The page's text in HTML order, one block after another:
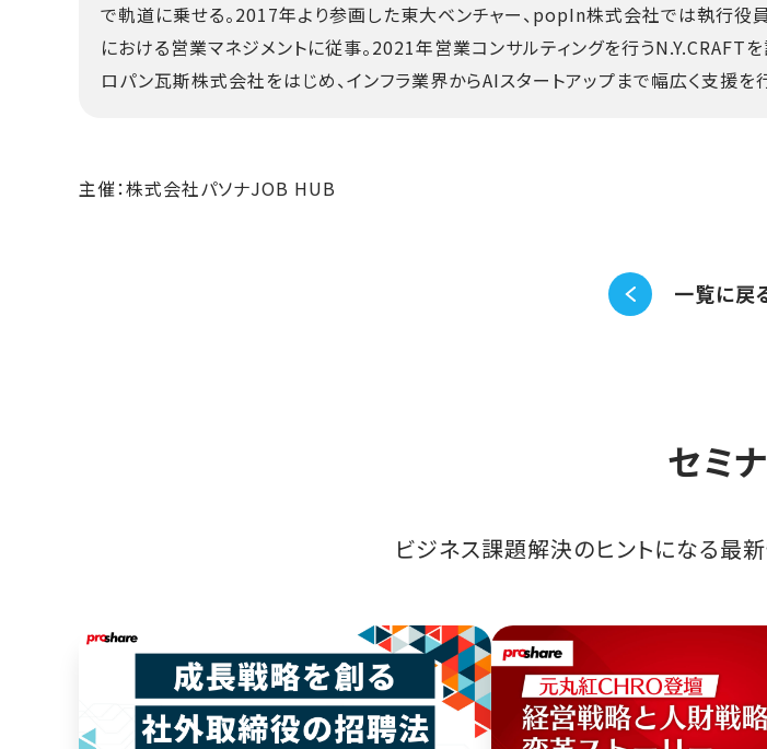
で軌道に乗せる。2017年より参画した東大ベンチャー、popIn株式会社では執行役
における営業マネジメントに従事。2021年営業コンサルティングを行うN.Y.CRAFT
ロパン瓦斯株式会社をはじめ、インフラ業界からAIスタートアップまで幅広く支援を
主催：株式会社パソナJOB HUB
一覧に戻
セミ
ビジネス課題解決のヒントになる最